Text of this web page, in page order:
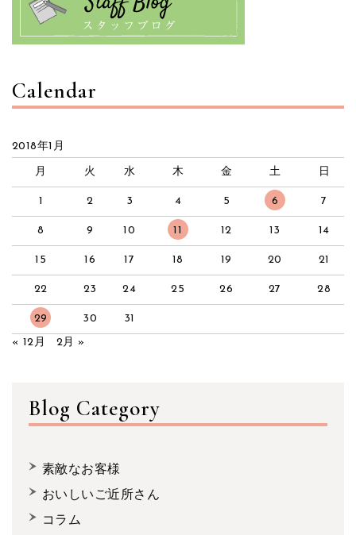
Calendar
2018年1月
月 火 水 木 金 土 日
1 2 3 4 5 6 7
8 9 10 11 12 13 14
15 16 17 18 19 20 21
22 23 24 25 26 27 28
29 30
31
« 12月
2月 »
Blog Category
素敵なお客様
おいしいご近所さん
コラム